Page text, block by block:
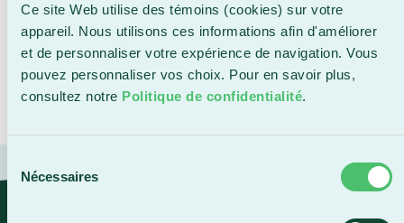
Ce site Web utilise des témoins (cookies) sur votre
appareil. Nous utilisons ces informations afin d'améliorer
et de personnaliser votre expérience de navigation. Vous
pouvez personnaliser vos choix. Pour en savoir plus,
consultez notre Politique de confidentialité.
du Nécessaires
conseils, de ressources et de concours comme
entreprise
innovantes et remet chaque année des bourses
pour appuyer le démarrage ou la croissance